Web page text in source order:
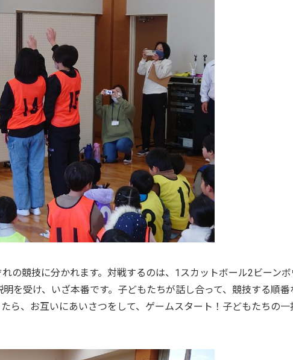
の競技に分かれます。対戦するのは、1スカットボール2ビーンボ
を受け、いざ本番です。子どもたちが話し合って、競技する順番
ら、お互いにあいさつをして、ゲームスタート！子どもたちの一